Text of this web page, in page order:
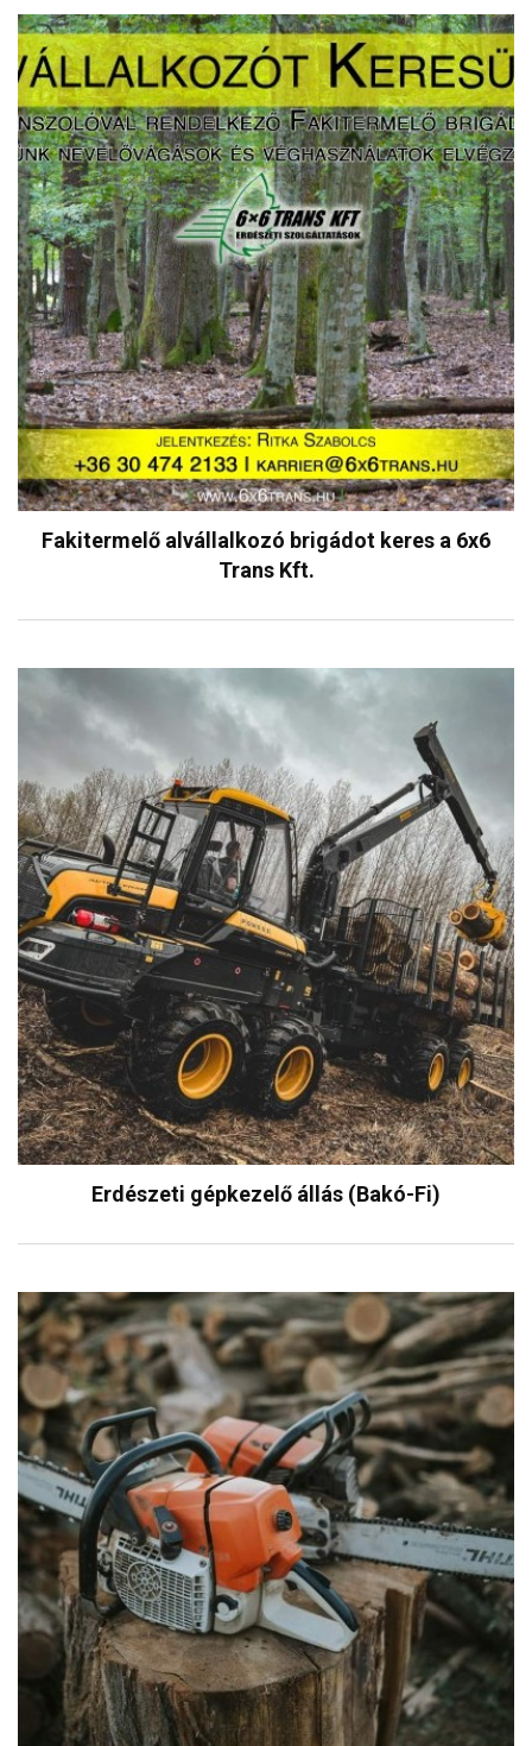
Fakitermelő alvállalkozó brigádot keres a 6x6
Trans Kft.
Erdészeti gépkezelő állás (Bakó-Fi)